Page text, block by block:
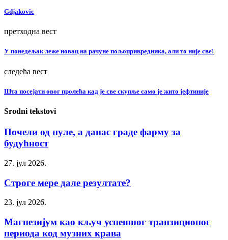
Gdjakovic
претходна вест
У понедељак леже новац на рачуне пољопривредника, али то није све!
следећа вест
Шта посејати овог пролећа кад је све скупље само је жито јефтиније
Srodni tekstovi
Почели од нуле, а данас граде фарму за
будућност
27. јул 2026.
Строге мере дале резултате?
23. јул 2026.
Магнезијум као кључ успешног транзиционог
периода код музних крава